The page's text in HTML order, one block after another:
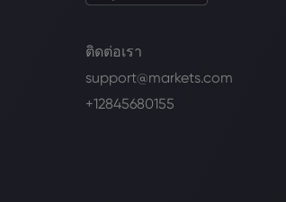
ติดต่อเรา
support@markets.com
+12845680155